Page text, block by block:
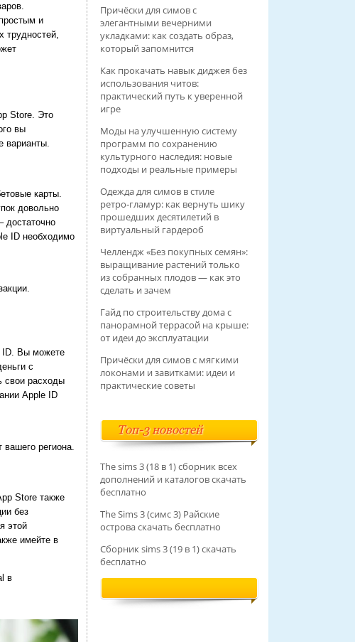
и
трудностей,
Store. Это
вы
варианты.
карты.
довольно
достаточно
ID необходимо
ID. Вы можете
с
свои расходы
Apple ID
вашего региона.
Store также
без
этой
имейте в
в
Причёски для симов с
элегантными вечерними
укладками: как создать образ,
который запомнится
Как прокачать навык диджея без
использования читов:
практический путь к уверенной
игре
Моды на улучшенную систему
программ по сохранению
культурного наследия: новые
подходы и реальные примеры
Одежда для симов в стиле
ретро‑гламур: как вернуть шику
прошедших десятилетий в
виртуальный гардероб
Челлендж «Без покупных семян»:
выращивание растений только
из собранных плодов — как это
сделать и зачем
Гайд по строительству дома с
панорамной террасой на крыше:
от идеи до эксплуатации
Причёски для симов с мягкими
локонами и завитками: идеи и
практические советы
Топ-3 новостей
The sims 3 (18 в 1) сборник всех
дополнений и каталогов скачать
бесплатно
The Sims 3 (симс 3) Райские
острова скачать бесплатно
Сборник sims 3 (19 в 1) скачать
бесплатно